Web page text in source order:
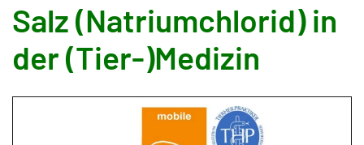
Salz (Natriumchlorid) in
der (Tier-)Medizin